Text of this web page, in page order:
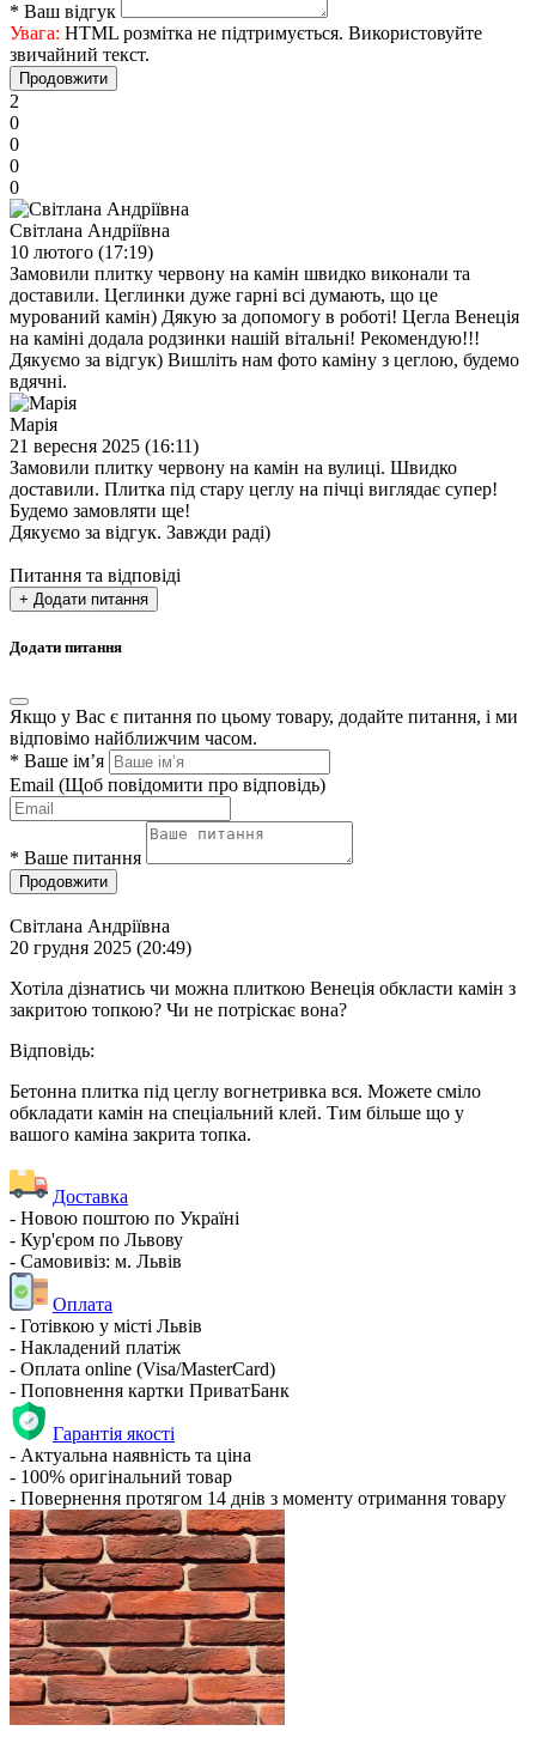
* Ваш відгук
Увага: HTML розмітка не підтримується. Використовуйте
звичайний текст.
Продовжити
2
0
0
0
0
Світлана Андріївна
10 лютого (17:19)
Замовили плитку червону на камін швидко виконали та
доставили. Цеглинки дуже гарні всі думають, що це
мурований камін) Дякую за допомогу в роботі! Цегла Венеція
на каміні додала родзинки нашій вітальні! Рекомендую!!!
Дякуємо за відгук) Вишліть нам фото каміну з цеглою, будемо
вдячні.
Марія
21 вересня 2025 (16:11)
Замовили плитку червону на камін на вулиці. Швидко
доставили. Плитка під стару цеглу на пічці виглядає супер!
Будемо замовляти ще!
Дякуємо за відгук. Завжди раді)
Питання та відповіді
+ Додати питання
Додати питання
Якщо у Вас є питання по цьому товару, додайте питання, і ми
відповімо найближчим часом.
* Ваше ім’я
Email (Щоб повідомити про відповідь)
* Ваше питання
Продовжити
Світлана Андріївна
20 грудня 2025 (20:49)
Хотіла дізнатись чи можна плиткою Венеція обкласти камін з
закритою топкою? Чи не потріскає вона?
Відповідь:
Бетонна плитка під цеглу вогнетривка вся. Можете сміло
обкладати камін на спеціальний клей. Тим більше що у
вашого каміна закрита топка.
Доставка
- Новою поштою по Україні
- Кур'єром по Львову
- Самовивіз: м. Львів
Оплата
- Готівкою у місті Львів
- Накладений платіж
- Оплата online (Visa/MasterCard)
- Поповнення картки ПриватБанк
Гарантія якості
- Актуальна наявність та ціна
- 100% оригінальний товар
- Повернення протягом 14 днів з моменту отримання товару